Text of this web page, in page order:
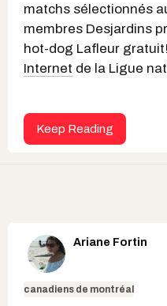
matchs sélectionnés
membres Desjardins
hot-dog Lafleur
Internet de la Ligue
Keep Reading
Ariane Fortin
canadiens de montréal